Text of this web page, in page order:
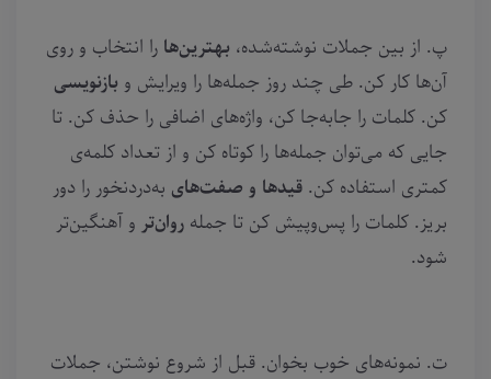
پ. از بین جملات نوشته‌شده، بهترین‌ها را انتخاب و روی
آن‌ها کار کن. طی چند روز جمله‌ها را ویرایش و بازنویسی
کن. کلمات را جابه‌جا کن، واژه‌های اضافی را حذف کن. تا
جایی که می‌توان جمله‌ها را کوتاه کن و از تعداد کلمه‌ی
کمتری استفاده کن. قیدها و صفت‌های به‌دردنخور را دور
بریز. کلمات را پس‌وپیش کن تا جمله روان‌تر و آهنگین‌تر
شود.
ت. نمونه‌های خوب بخوان. قبل از شروع نوشتن، جملات